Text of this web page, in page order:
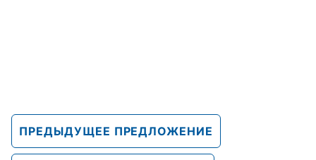
ПРЕДЫДУЩЕЕ ПРЕДЛОЖЕНИЕ